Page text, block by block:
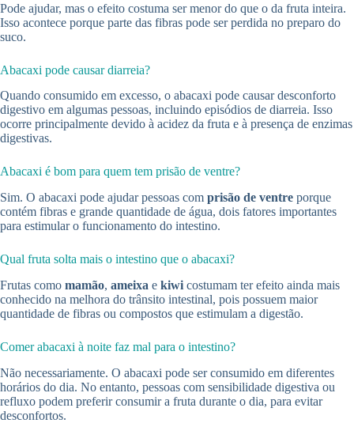
Pode ajudar, mas o efeito costuma ser menor do que o da fruta inteira.
Isso acontece porque parte das fibras pode ser perdida no preparo do
suco.
Abacaxi pode causar diarreia?
Quando consumido em excesso, o abacaxi pode causar desconforto
digestivo em algumas pessoas, incluindo episódios de diarreia. Isso
ocorre principalmente devido à acidez da fruta e à presença de enzimas
digestivas.
Abacaxi é bom para quem tem prisão de ventre?
Sim. O abacaxi pode ajudar pessoas com prisão de ventre porque
contém fibras e grande quantidade de água, dois fatores importantes
para estimular o funcionamento do intestino.
Qual fruta solta mais o intestino que o abacaxi?
Frutas como mamão, ameixa e kiwi costumam ter efeito ainda mais
conhecido na melhora do trânsito intestinal, pois possuem maior
quantidade de fibras ou compostos que estimulam a digestão.
Comer abacaxi à noite faz mal para o intestino?
Não necessariamente. O abacaxi pode ser consumido em diferentes
horários do dia. No entanto, pessoas com sensibilidade digestiva ou
refluxo podem preferir consumir a fruta durante o dia, para evitar
desconfortos.